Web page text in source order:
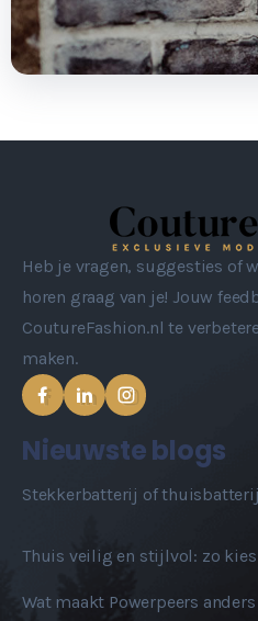
Heb je vragen, suggesties of
horen graag van je! Jouw
CoutureFashion.nl te
maken.
Nieuwste blogs
Stekkerbatterij of
Thuis veilig en stijlvol: zo
Wat maakt Powerpeers